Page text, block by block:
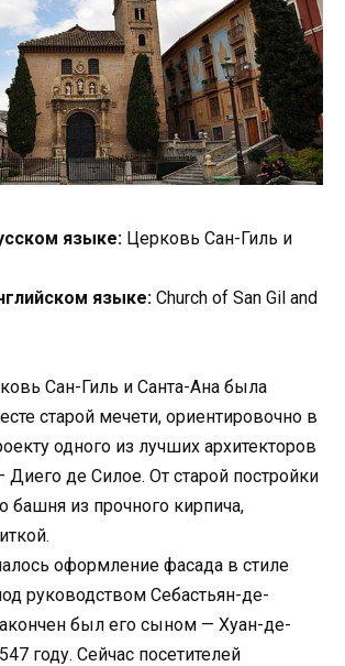
языке: Церковь Сан-Гиль и
языке: Church of San Gil and
Сан-Гиль и Санта-Ана была
старой мечети, ориентировочно в
одного из лучших архитекторов
Диего де Силое. От старой постройки
башня из прочного кирпича,
оформление фасада в стиле
руководством Себастьян-де-
был его сыном — Хуан-де-
году. Сейчас посетителей